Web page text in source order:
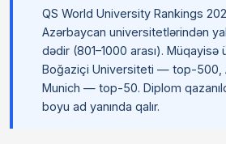
QS World University Rankings
Azərbaycan universitetlərindən
dədir (801–1000 arası). Müqayisə
Boğaziçi Universiteti — top-500,
Munich — top-50. Diplom
boyu ad yanında qalır.